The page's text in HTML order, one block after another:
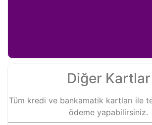
Diğer Kartlar
Tüm kredi ve bankamatik kartları ile
ödeme yapabilirsiniz.